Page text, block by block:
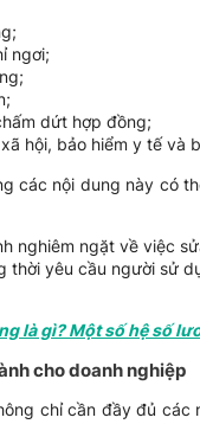
ngơi;
dứt hợp đồng;
hội, bảo hiểm y tế và
các nội dung này có
nghiêm ngặt về việc
thời yêu cầu người sử
là gì? Một số hệ số
cho doanh nghiệp
chỉ cần đầy đủ